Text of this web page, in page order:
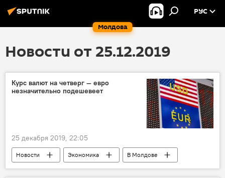
Молдова
РУС
Новости от 25.12.2019
Курс валют на четверг — евро
незначительно подешевеет
25 декабря 2019, 22:05
Новости Экономика
В Молдове
курс валют